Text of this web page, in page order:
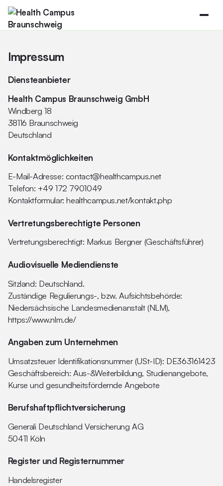
Impressum
Diensteanbieter
Health Campus Braunschweig GmbH
Windberg 18
38116 Braunschweig
Deutschland
Kontaktmöglichkeiten
E-Mail-Adresse: contact@healthcampus.net
Telefon: +49 172 7901049
Kontaktformular:healthcampus.net/kontakt.php
Vertretungsberechtigte Personen
Vertretungsberechtigt: Markus Bergner (Geschäftsführer)
Audiovisuelle Mediendienste
Sitzland: Deutschland.
Zuständige Regulierungs-, bzw. Aufsichtsbehörde:
Niedersächsische Landesmedienanstalt (NLM),
https://www.nlm.de/
Angaben zum Unternehmen
Umsatzsteuer Identifikationsnummer (USt-ID): DE363161423
Geschäftsbereich: Aus-&Weiterbildung, Studienangebote,
Kurse und gesundheitsfördernde Angebote
Berufshaftpflichtversicherung
Generali Deutschland Versicherung AG
50411 Köln
Register und Registernummer
Handelsregister